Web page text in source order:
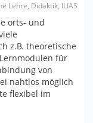
Lehre, Didaktik, ILIAS
orts- und
z.B. theoretische
für
von
nahtlos möglich
flexibel im